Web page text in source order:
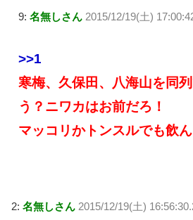
9: 名無しさん 2015/12/19(土)
>>1
寒梅、久保田、八海山を同
う？ニワカはお前だろ！
マッコリかトンスルでも飲
2: 名無しさん 2015/12/19(土)